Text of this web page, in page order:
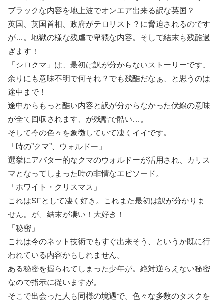
ブラックな内容を地上波でオンエア出来る訳な英国？
英国、英国首相、政府がテロリスト？に脅迫されるのです
が…。地獄の様な残虐で卑猥な内容。そして結末も残酷過
ぎます！
「シロクマ」は、最初は訳が分からないストーリーです。
余りにも意味不明で何それ？でも残酷だなぁ、と思うのは
途中まで！
途中からもっと酷い内容と訳が分からなかった伏線の意味
が全て回収されます、が残酷で酷い…。
そして今の色々を象徴していて凄くイイです。
「時の”クマ”、ウォルドー」
選挙にアバター的なクマのウォルドーが活用され、カリス
マとなってしまった時の非情なエピソード。
「ホワイト・クリスマス」
これはSFとして凄く好き。これまた最初は訳が分かりま
せん。が、結末が凄い！大好き！
「秘密」
これは今のネット技術でもすぐ出来そう、というか既に行
われている内容かもしれません。
ある秘密を握られてしまった少年が。絶対逆らえない秘密
なので指示に従いますが。
そこで出会った人も同様の境遇で。色々な多数のタスクを